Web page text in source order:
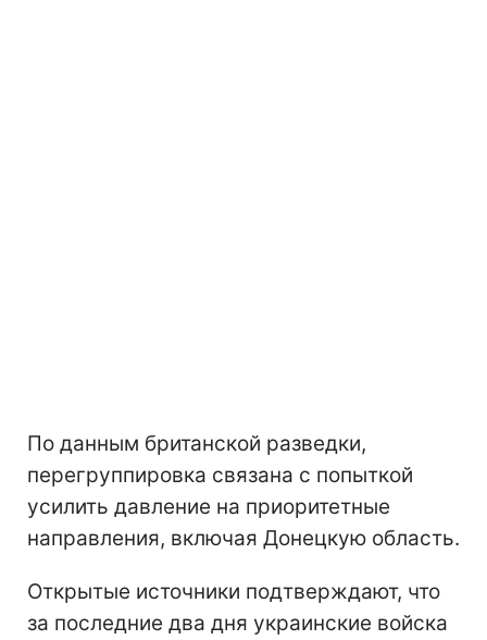
По данным британской разведки,
перегруппировка связана с попыткой
усилить давление на приоритетные
направления, включая Донецкую область.
Открытые источники подтверждают, что
за последние два дня украинские войска